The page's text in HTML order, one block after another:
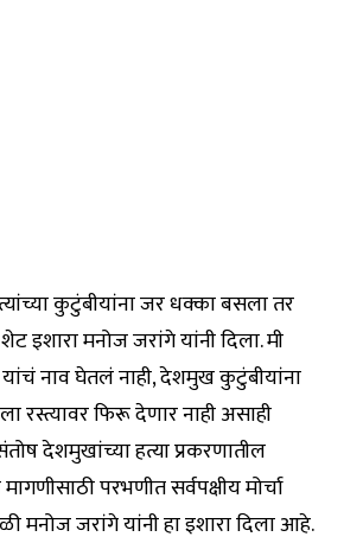
कुटुंबीयांना जर धक्का बसला तर
इशारा मनोज जरांगे यांनी दिला. मी
नाव घेतलं नाही, देशमुख कुटुंबीयांना
रस्त्यावर फिरू देणार नाही असाही
देशमुखांच्या हत्या प्रकरणातील
मागणीसाठी परभणीत सर्वपक्षीय मोर्चा
मनोज जरांगे यांनी हा इशारा दिला आहे.